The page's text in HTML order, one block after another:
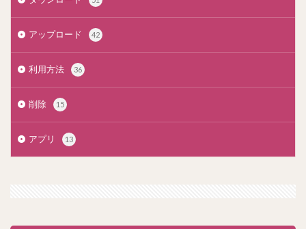
アップロード 42
利用方法 36
削除 15
アプリ 13